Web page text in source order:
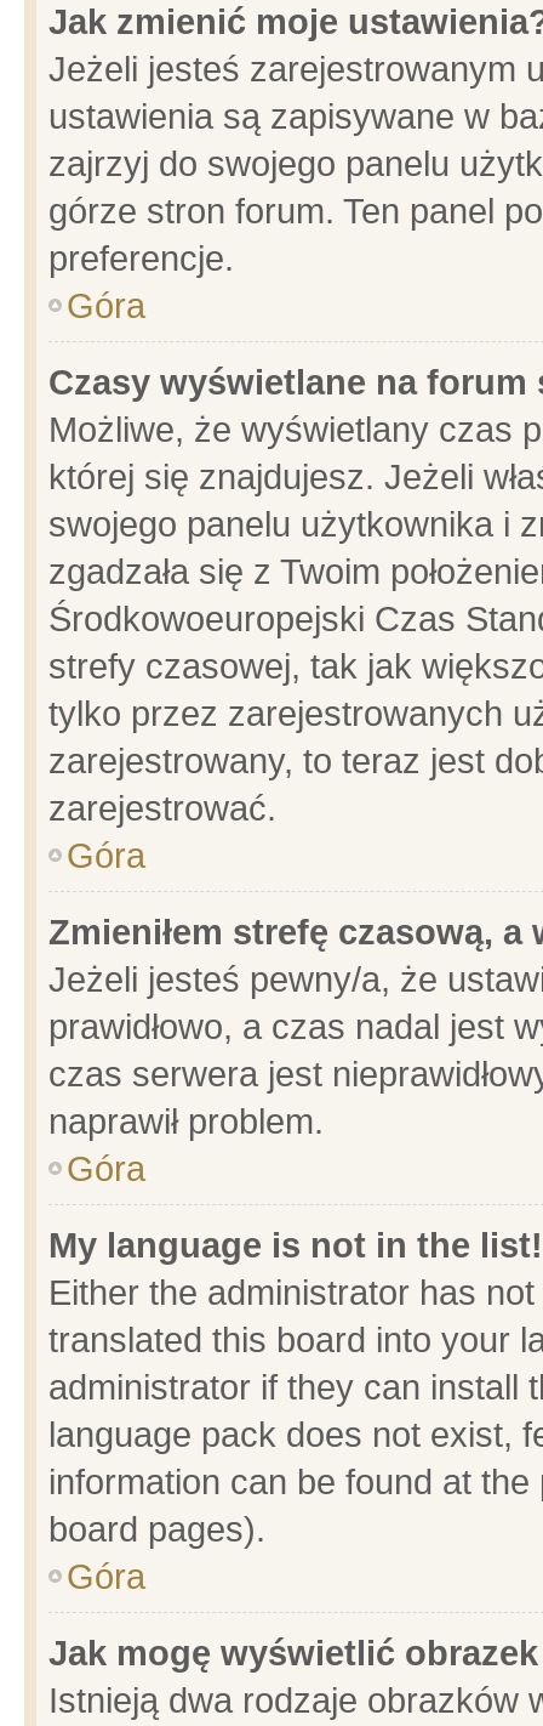
Jak zmienić moje
Jeżeli jesteś zarejestrowanym
ustawienia są zapisywane w
zajrzyj do swojego panelu
górze stron forum. Ten panel
preferencje.
Góra
Czasy wyświetlane na forum
Możliwe, że wyświetlany czas
której się znajdujesz. Jeżeli
swojego panelu użytkownika i
zgadzała się z Twoim
Środkowoeuropejski Czas
strefy czasowej, tak jak
tylko przez zarejestrowanych
zarejestrowany, to teraz jest
zarejestrować.
Góra
Zmieniłem strefę czasową,
Jeżeli jesteś pewny/a, że
prawidłowo, a czas nadal jest
czas serwera jest
naprawił problem.
Góra
My language is not in the list!
Either the administrator has
translated this board into your
administrator if they can install
language pack does not exist,
information can be found at
board pages).
Góra
Jak mogę wyświetlić
Istnieją dwa rodzaje obrazków